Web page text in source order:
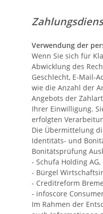
Verwendung der
Wenn Sie sich für
Abwicklung des
Geschlecht, E-Mail-
wie die Anzahl der
Angebots der
Ihrer Einwilligung.
erfolgten
Die Übermittelung
Identitäts- und
Bonitätsprüfung
- Schufa Holding
- Bürgel
- Creditreform
- infoscore
Im Rahmen der